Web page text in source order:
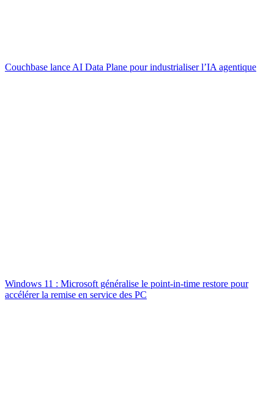
Couchbase lance AI Data Plane pour industrialiser l’IA agentique
Windows 11 : Microsoft généralise le point-in-time restore pour
accélérer la remise en service des PC